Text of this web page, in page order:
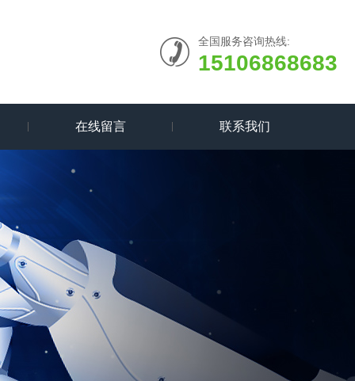
全国服务咨询热线:
15106868683
在线留言 联系我们